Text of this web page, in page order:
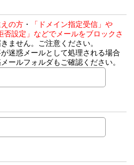
の方 ・
「ドメイン指定受信」や
否設定」などでメールをブロックさ
ません。ご注意ください。
迷惑メールとして処理される場合
ールフォルダもご確認ください。